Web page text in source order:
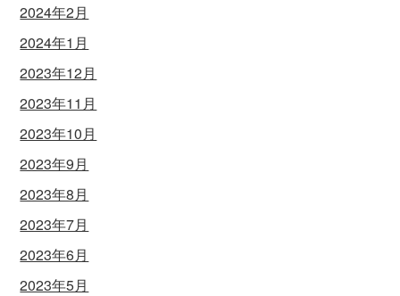
2024年2月
2024年1月
2023年12月
2023年11月
2023年10月
2023年9月
2023年8月
2023年7月
2023年6月
2023年5月